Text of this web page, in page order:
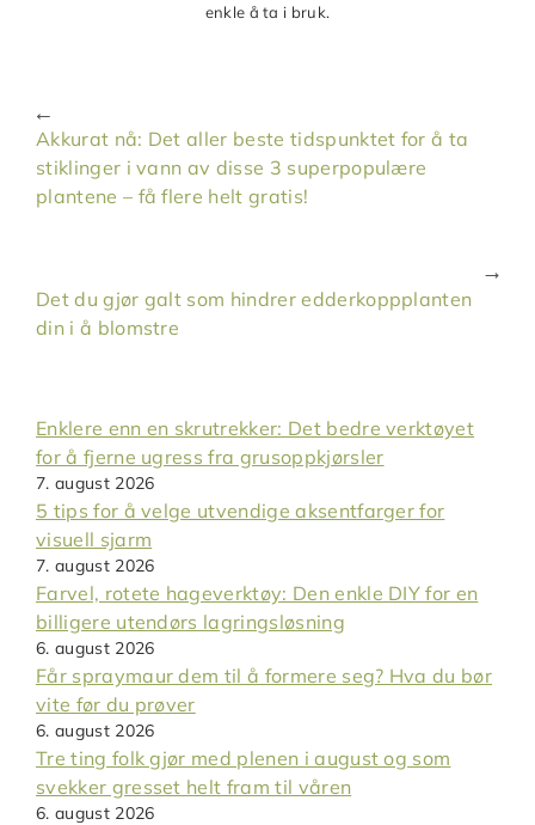
enkle å ta i bruk.
Akkurat nå: Det aller beste tidspunktet for å ta
stiklinger i vann av disse 3 superpopulære
plantene – få flere helt gratis!
Det du gjør galt som hindrer edderkoppplanten
din i å blomstre
Enklere enn en skrutrekker: Det bedre verktøyet
for å fjerne ugress fra grusoppkjørsler
7. august 2026
5 tips for å velge utvendige aksentfarger for
visuell sjarm
7. august 2026
Farvel, rotete hageverktøy: Den enkle DIY for en
billigere utendørs lagringsløsning
6. august 2026
Får spraymaur dem til å formere seg? Hva du bør
vite før du prøver
6. august 2026
Tre ting folk gjør med plenen i august og som
svekker gresset helt fram til våren
6. august 2026